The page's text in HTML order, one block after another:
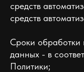
средств
средств
Сроки обработки
данных - в
Политики;